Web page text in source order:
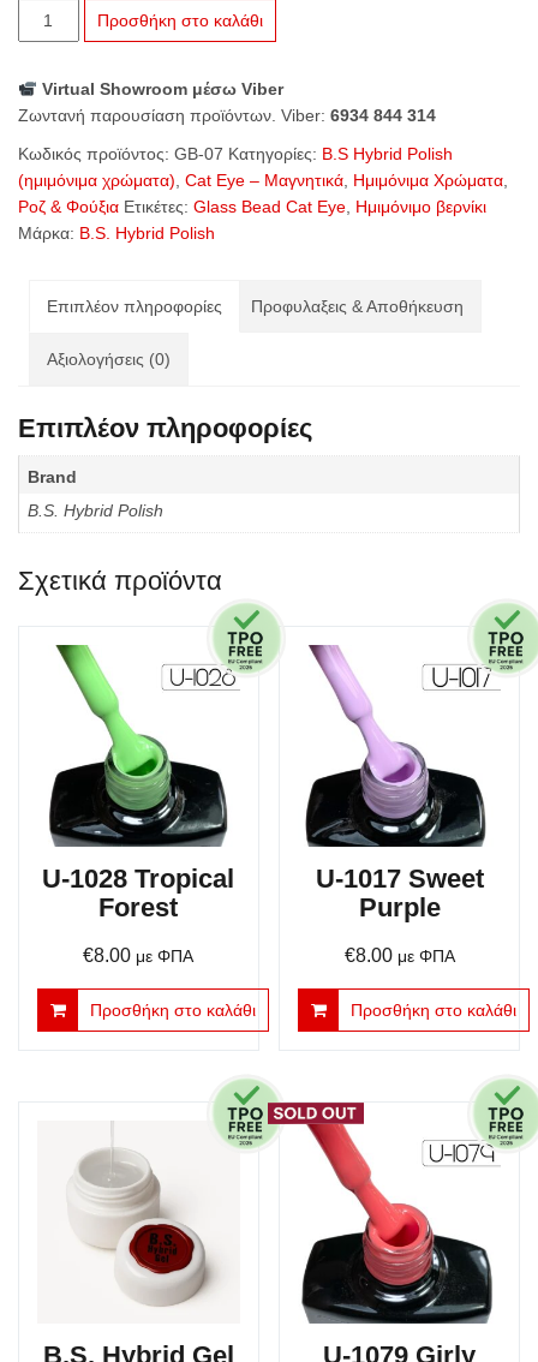
B.S.
Hybrid
Glass
Bead
GB-
Sunset
ποσότητα
Προσθήκη στο καλάθι
Virtual Showroom μέσω Viber
Ζωντανή παρουσίαση προϊόντων. Viber: 6934 844 314
Κωδικός προϊόντος: GB-07 Κατηγορίες: B.S Hybrid Polish
(ημιμόνιμα χρώματα) Cat Eye – Μαγνητικά Ημιμόνιμα Χρώματα
Ροζ & Φούξια Ετικέτες: Glass Bead Cat Eye Ημιμόνιμο βερνίκι
Μάρκα: B.S. Hybrid Polish
Επιπλέον πληροφορίες Προφυλαξεις & Αποθήκευση
Αξιολογήσεις (0)
Επιπλέον πληροφορίες
Brand
B.S. Hybrid Polish
Σχετικά προϊόντα
U-1028 Tropical
Forest
€8.00 με ΦΠΑ
Προσθήκη στο καλάθι
U-1017 Sweet
Purple
€8.00 με ΦΠΑ
Προσθήκη στο καλάθι
B.S. Hybrid Gel U-1079 Girly